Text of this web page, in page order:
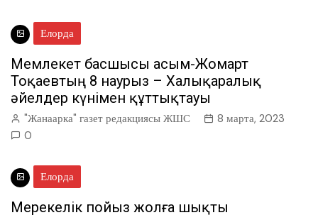
Елорда
Мемлекет басшысы Қасым-Жомарт
Тоқаевтың 8 наурыз – Халықаралық
әйелдер күнімен құттықтауы
"Жанаарка" газет редакциясы ЖШС
8 марта, 2023
0
Елорда
Мерекелік пойыз жолға шықты